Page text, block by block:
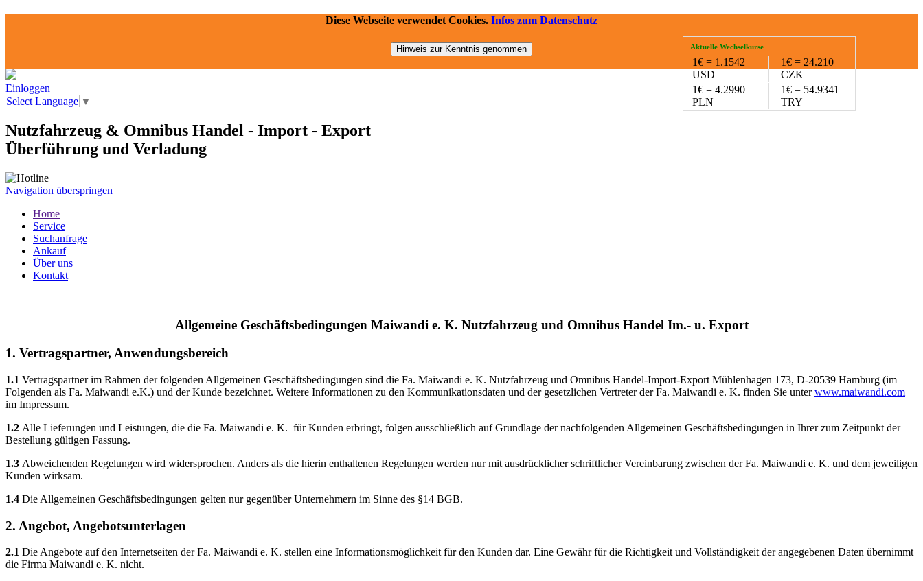
Diese Webseite verwendet Cookies. Infos zum Datenschutz
Hinweis zur Kenntnis genommen
Einloggen
Select Language ▼
Nutzfahrzeug & Omnibus Handel - Import - Export
Überführung und Verladung
Aktuelle Wechselkurse
1€ = 1.1542
USD
1€ = 24.210
CZK
1€ = 4.2990
PLN
1€ = 54.9341
TRY
Navigation überspringen
Home
Service
Suchanfrage
Ankauf
Über uns
Kontakt
Allgemeine Geschäftsbedingungen Maiwandi e. K. Nutzfahrzeug und Omnibus Handel Im.- u. Export
1. Vertragspartner, Anwendungsbereich
1.1 Vertragspartner im Rahmen der folgenden Allgemeinen Geschäftsbedingungen sind die Fa. Maiwandi e. K. Nutzfahrzeug und Omnibus Handel-Import-Export Mühlenhagen 173, D-20539 Hamburg (im
Folgenden als Fa. Maiwandi e.K.) und der Kunde bezeichnet. Weitere Informationen zu den Kommunikationsdaten und der gesetzlichen Vertreter der Fa. Maiwandi e. K. finden Sie unterwww.maiwandi.com
im Impressum.
1.2 Alle Lieferungen und Leistungen, die die Fa. Maiwandi e. K. für Kunden erbringt, folgen ausschließlich auf Grundlage der nachfolgenden Allgemeinen Geschäftsbedingungen in Ihrer zum Zeitpunkt der
Bestellung gültigen Fassung.
1.3 Abweichenden Regelungen wird widersprochen. Anders als die hierin enthaltenen Regelungen werden nur mit ausdrücklicher schriftlicher Vereinbarung zwischen der Fa. Maiwandi e. K. und dem jeweiligen
Kunden wirksam.
1.4 Die Allgemeinen Geschäftsbedingungen gelten nur gegenüber Unternehmern im Sinne des §14 BGB.
2. Angebot, Angebotsunterlagen
2.1 Die Angebote auf den Internetseiten der Fa. Maiwandi e. K. stellen eine Informationsmöglichkeit für den Kunden dar. Eine Gewähr für die Richtigkeit und Vollständigkeit der angegebenen Daten übernimmt
die Firma Maiwandi e. K. nicht.